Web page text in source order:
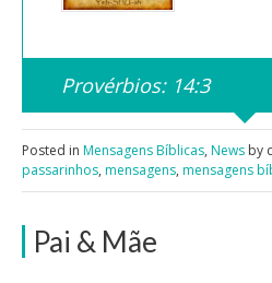
Provérbios: 14:3
Posted in Mensagens Bíblicas, News by
passarinhos, mensagens, mensagens
Pai & Mãe